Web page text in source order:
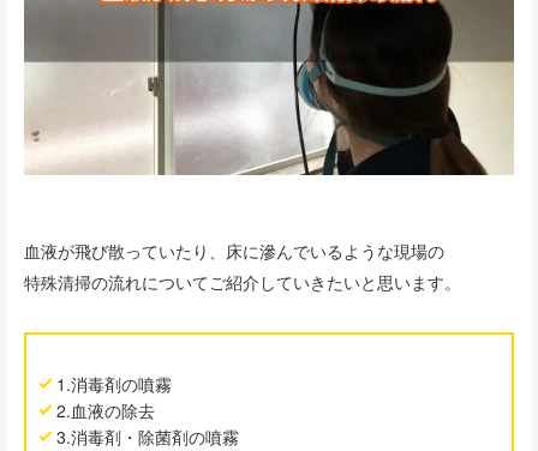
血液が飛び散っていたり、床に滲んでいるような現場の
特殊清掃の流れについてご紹介していきたいと思います。
1.消毒剤の噴霧
2.血液の除去
3.消毒剤・除菌剤の噴霧